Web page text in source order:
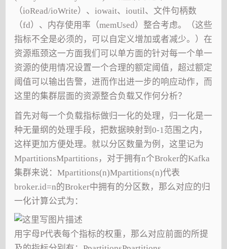
（ioRead/ioWrite）、iowait、ioutil、文件句柄数
（fd）、内存使用率（memUsed）整合考虑。（这些
指标不全是必须的，可以自定义增加或者减少。）在
资源瓶颈这一方面我们可以单方面的针对每一个单一
资源的使用情况设置一个合理的额定阈值，超过额定
阈值可以输出告警，进而作出进一步的响应动作，而
这里的集群层面的资源整合负载又作何分析？
首先对每一个负载指标做归一化的处理，归一化是一
种无量纲的处理手段，把数据映射到0-1范围之内，
这样更加方便处理。就以分区数量为例，这里记为
MpartitionsMpartitions，对于拥有n个Broker的Kafka
集群来说：Mpartitions(n)Mpartitions(n)代表
broker.id=n的Broker中拥有的分区数，那么对应的归
一化计算公式为：
用字母P代表每个指标的权重，那么对应前面的所提